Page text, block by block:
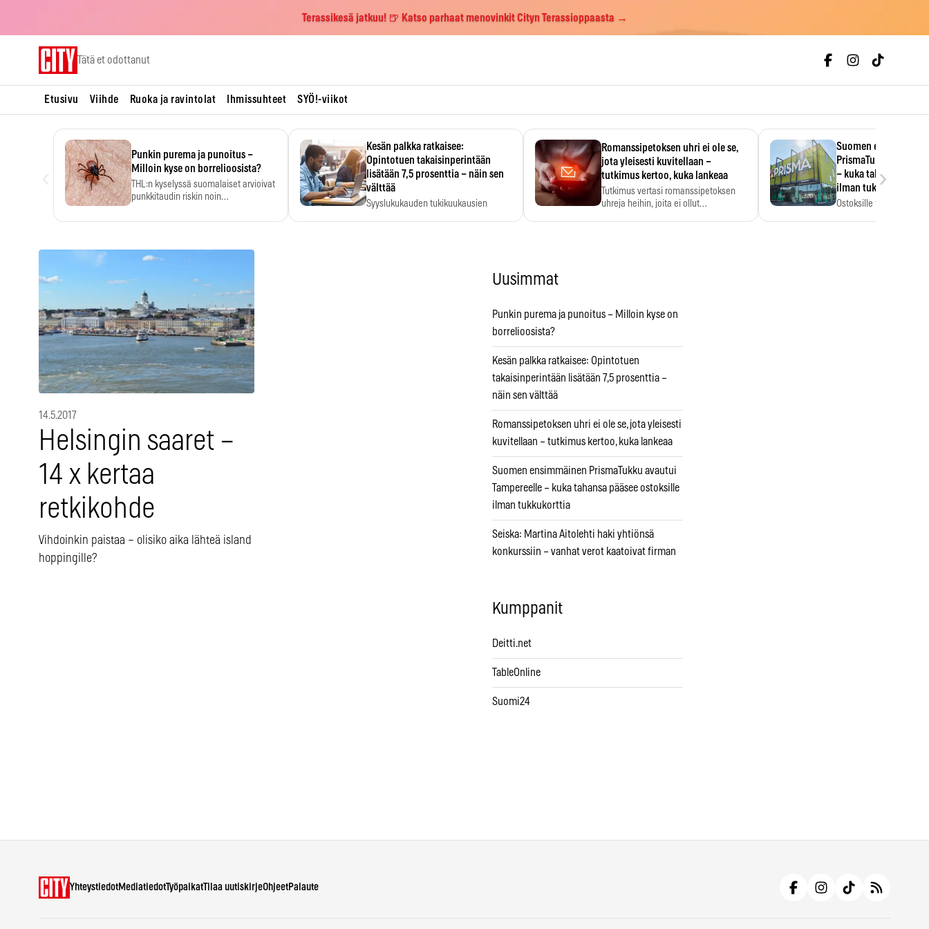
Terassikesä jatkuu! 🍺 Katso parhaat menovinkit Cityn Terassioppaasta →
Tätä et odottanut
Etusivu Viihde Ruoka ja ravintolat Ihmissuhteet SYÖ!-viikot
Punkin purema ja punoitus –
Milloin kyse on borrelioosista?
THL:n kyselyssä suomalaiset arvioivat
punkkitaudin riskin noin
Kesän palkka ratkaisee:
Opintotuen takaisinperintään
lisätään 7,5 prosenttia – näin sen
välttää
Syyslukukauden tukikuukausien
Romanssipetoksen uhri ei ole se,
jota yleisesti kuvitellaan –
tutkimus kertoo, kuka lankeaa
Tutkimus vertasi romanssipetoksen
uhreja heihin, joita ei ollut…
Suomen
PrismaTukku avautui
– kuka tahansa
ilman tukkukorttia
Ostoksille tarvitse
›
14.5.2017
Helsingin saaret –
14 x kertaa
retkikohde
Vihdoinkin paistaa – olisiko aika lähteä island
hoppingille?
Uusimmat
Punkin purema ja punoitus – Milloin kyse on
borrelioosista?
Kesän palkka ratkaisee: Opintotuen
takaisinperintään lisätään 7,5 prosenttia –
näin sen välttää
Romanssipetoksen uhri ei ole se, jota yleisesti
kuvitellaan – tutkimus kertoo, kuka lankeaa
Suomen ensimmäinen PrismaTukku avautui
Tampereelle – kuka tahansa pääsee ostoksille
ilman tukkukorttia
Seiska: Martina Aitolehti haki yhtiönsä
konkurssiin – vanhat verot kaatoivat firman
Kumppanit
Deitti.net
TableOnline
Suomi24
YhteystiedotMediatiedotTyöpaikatTilaa uutiskirjeOhjeetPalaute